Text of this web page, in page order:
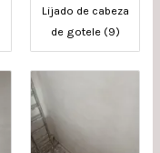
Lijado de cabeza
de gotele (9)